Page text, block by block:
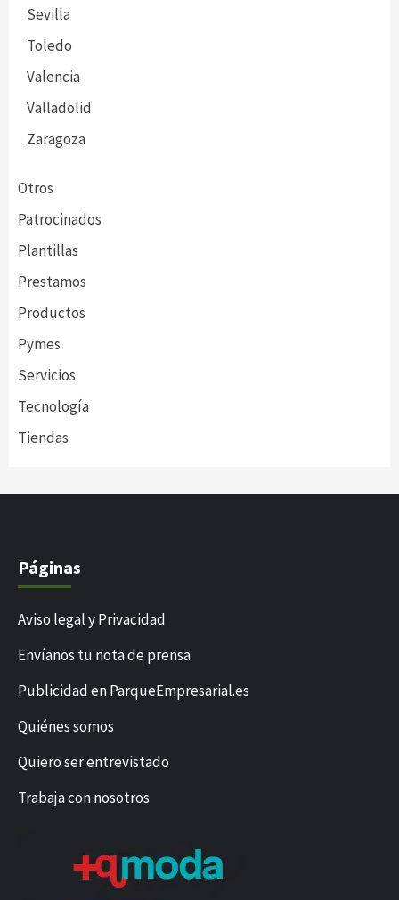
Sevilla
Toledo
Valencia
Valladolid
Zaragoza
Otros
Patrocinados
Plantillas
Prestamos
Productos
Pymes
Servicios
Tecnología
Tiendas
Páginas
Aviso legal y Privacidad
Envíanos tu nota de prensa
Publicidad en ParqueEmpresarial.es
Quiénes somos
Quiero ser entrevistado
Trabaja con nosotros